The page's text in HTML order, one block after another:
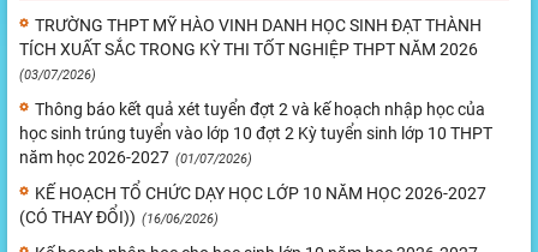
TRƯỜNG THPT MỸ HÀO VINH DANH HỌC SINH ĐẠT THÀNH
TÍCH XUẤT SẮC TRONG KỲ THI TỐT NGHIỆP THPT NĂM 2026
(03/07/2026)
Thông báo kết quả xét tuyển đợt 2 và kế hoạch nhập học của
học sinh trúng tuyển vào lớp 10 đợt 2 Kỳ tuyển sinh lớp 10 THPT
năm học 2026-2027 (01/07/2026)
KẾ HOẠCH TỔ CHỨC DẠY HỌC LỚP 10 NĂM HỌC 2026-2027
(CÓ THAY ĐỔI)) (16/06/2026)